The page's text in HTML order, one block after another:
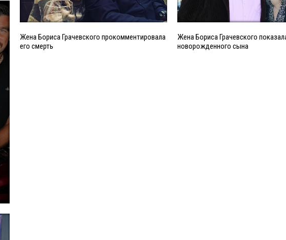
Жена Бориса Грачевского прокомментировала
его смерть
Жена Бориса Грачевского
новорожденного сына